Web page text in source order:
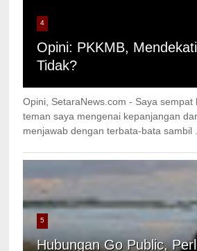
4
Opini: PKKMB,
Tidak?
Opini, SetaraNews.com - Saya sempat
teman saya mengenai kepanjangan
menjawab dengan terbata-bata sambil
5
Hubungan Go Public,